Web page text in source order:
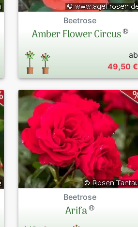
Beetrose
Amber Flower Circus®
ab
49,50 €
Beetrose
Arifa®